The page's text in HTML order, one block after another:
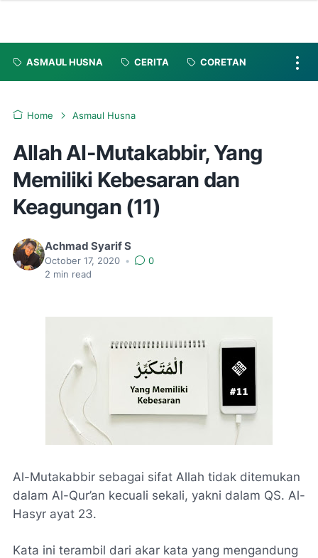
ASMAUL HUSNA CERITA CORETAN
Home Asmaul Husna
Allah Al-Mutakabbir, Yang
Memiliki Kebesaran dan
Keagungan (11)
Achmad Syarif S
October 17, 2020 •
0
2 min read
Al-Mutakabbir sebagai sifat Allah tidak ditemukan
dalam Al-Qur’an kecuali sekali, yakni dalam QS. Al-
Hasyr ayat 23.
Kata ini terambil dari akar kata yang mengandung